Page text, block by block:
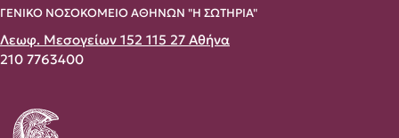
ΓΕΝΙΚΟ ΝΟΣΟΚΟΜΕΙΟ ΑΘΗΝΩΝ "Η ΣΩΤΗΡΙΑ"
Λεωφ. Μεσογείων 152 115 27 Αθήνα
210 7763400